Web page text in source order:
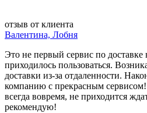
отзыв от клиента
Валентина, Лобня
Это не первый сервис по
приходилось пользоваться.
доставки из-за отдаленности.
компанию с прекрасным
всегда вовремя, не приходится
рекомендую!